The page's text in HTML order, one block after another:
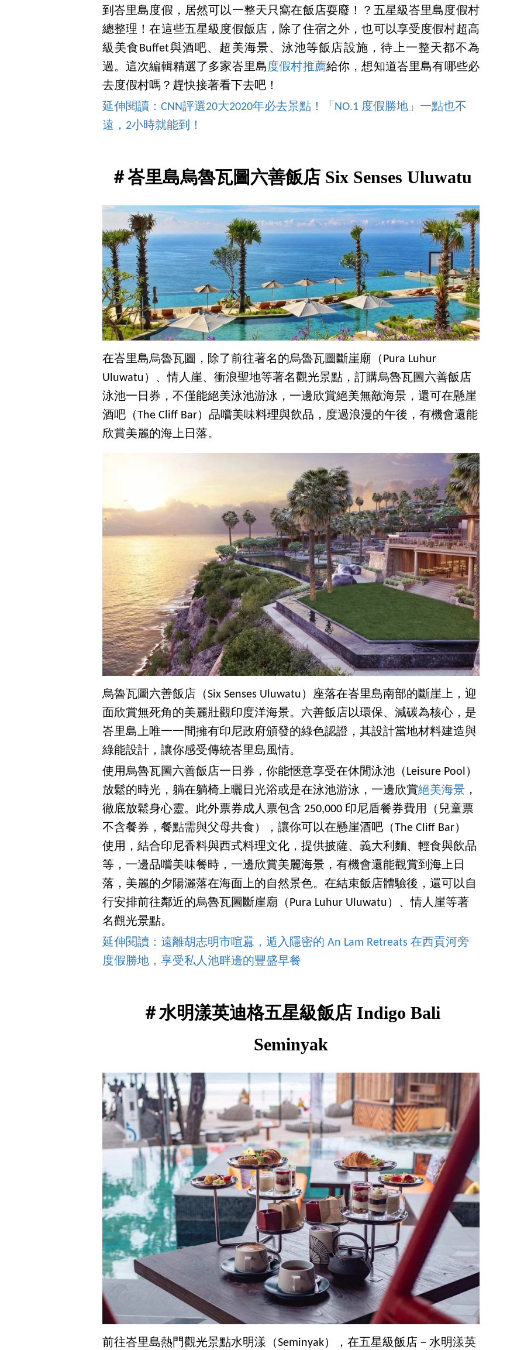
到峇里島度假，居然可以一整天只窩在飯店耍廢！？五星級峇里島度假村
總整理！在這些五星級度假飯店，除了住宿之外，也可以享受度假村超高
級美食Buffet與酒吧、超美海景、泳池等飯店設施，待上一整天都不為
過。這次編輯精選了多家峇里島度假村推薦給你，想知道峇里島有哪些必
去度假村嗎？趕快接著看下去吧！
延伸閱讀：CNN評選20大2020年必去景點！「NO.1 度假勝地」一點也不
遠，2小時就能到！
＃峇里島烏魯瓦圖六善飯店 Six Senses Uluwatu
在峇里島烏魯瓦圖，除了前往著名的烏魯瓦圖斷崖廟（Pura Luhur
Uluwatu）、情人崖、衝浪聖地等著名觀光景點，訂購烏魯瓦圖六善飯店
泳池一日券，不僅能絕美泳池游泳，一邊欣賞絕美無敵海景，還可在懸崖
酒吧（The Cliff Bar）品嚐美味料理與飲品，度過浪漫的午後，有機會還能
欣賞美麗的海上日落。
烏魯瓦圖六善飯店（Six Senses Uluwatu）座落在峇里島南部的斷崖上，迎
面欣賞無死角的美麗壯觀印度洋海景。六善飯店以環保、減碳為核心，是
峇里島上唯一一間擁有印尼政府頒發的綠色認證，其設計當地材料建造與
綠能設計，讓你感受傳統峇里島風情。
使用烏魯瓦圖六善飯店一日券，你能愜意享受在休閒泳池（Leisure Pool）
放鬆的時光，躺在躺椅上曬日光浴或是在泳池游泳，一邊欣賞絕美海景，
徹底放鬆身心靈。此外票券成人票包含 250,000 印尼盾餐券費用（兒童票
不含餐券，餐點需與父母共食），讓你可以在懸崖酒吧（The Cliff Bar）
使用，結合印尼香料與西式料理文化，提供披薩、義大利麵、輕食與飲品
等，一邊品嚐美味餐時，一邊欣賞美麗海景，有機會還能觀賞到海上日
落，美麗的夕陽灑落在海面上的自然景色。在結束飯店體驗後，還可以自
行安排前往鄰近的烏魯瓦圖斷崖廟（Pura Luhur Uluwatu）、情人崖等著
名觀光景點。
延伸閱讀：遠離胡志明市喧囂，遁入隱密的 An Lam Retreats 在西貢河旁
度假勝地，享受私人池畔邊的豐盛早餐
＃水明漾英迪格五星級飯店 Indigo Bali
Seminyak
前往峇里島熱門觀光景點水明漾（Seminyak），在五星級飯店－水明漾英